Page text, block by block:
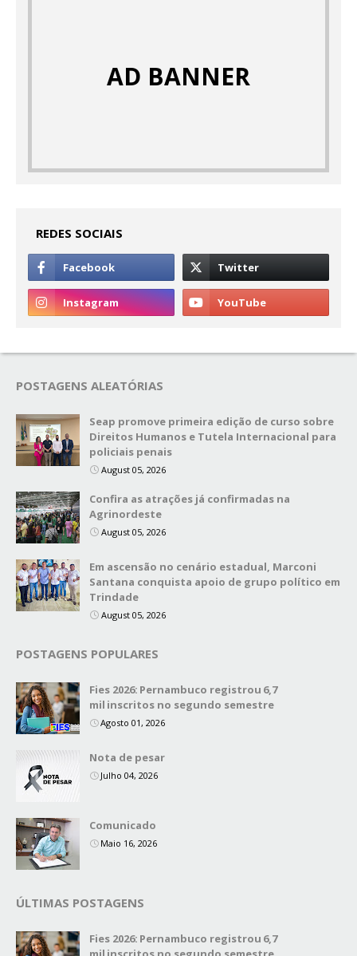
AD BANNER
REDES SOCIAIS
POSTAGENS ALEATÓRIAS
Seap promove primeira edição de curso sobre
Direitos Humanos e Tutela Internacional para
policiais penais
August 05, 2026
Confira as atrações já confirmadas na
Agrinordeste
August 05, 2026
Em ascensão no cenário estadual, Marconi
Santana conquista apoio de grupo político em
Trindade
August 05, 2026
POSTAGENS POPULARES
Fies 2026: Pernambuco registrou 6,7
mil inscritos no segundo semestre
Agosto 01, 2026
Nota de pesar
Julho 04, 2026
Comunicado
Maio 16, 2026
ÚLTIMAS POSTAGENS
Fies 2026: Pernambuco registrou 6,7